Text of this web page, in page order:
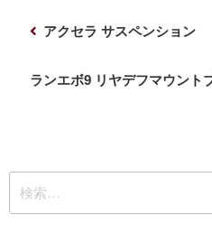
シ
ョ
アクセラ サスペンション
ランエボ9 リヤデフマウント
索: